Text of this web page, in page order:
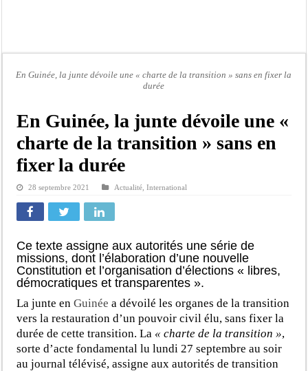
Gamou 1448 H / 2026 : le Comité scientifique dévoile les fondements du thème
Assemblée nationale : Sonko valide onze dossiers chauds
Passation de service au 3FPT : Soulèye Kane officiellement installé, il décline
La communauté mouride en deuil : Sokhna Mame Amy Mbacké, fille de
Élections territoriales : le FDR dénonce un « report de fait » et exige une
En Guinée, la junte dévoile une « charte de la transition » sans en fixer la
durée
En Guinée, la junte dévoile une «
charte de la transition » sans en
fixer la durée
28 septembre 2021 Actualité ,International
Ce texte assigne aux autorités une série de
missions, dont l’élaboration d’une nouvelle
Constitution et l’organisation d’élections « libres,
démocratiques et transparentes ».
La junte enGuinée a dévoilé les organes de la transition
vers la restauration d’un pouvoir civil élu, sans fixer la
durée de cette transition. La « charte de la transition »,
sorte d’acte fondamental lu lundi 27 septembre au soir
au journal télévisé, assigne aux autorités de transition